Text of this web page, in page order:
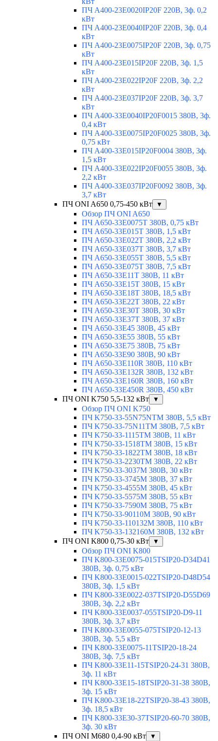
ПЧ A400-23E0020IP20F 220В, 3ф. 0,2
кВт
ПЧ A400-23E0040IP20F 220В, 3ф. 0,4
кВт
ПЧ A400-23E0075IP20F 220В, 3ф. 0,75
кВт
ПЧ A400-23E015IP20F 220В, 3ф. 1,5
кВт
ПЧ A400-23E022IP20F 220В, 3ф. 2,2
кВт
ПЧ A400-23E037IP20F 220В, 3ф. 3,7
кВт
ПЧ A400-33E0040IP20F0015 380В, 3ф.
0,4 кВт
ПЧ A400-33E0075IP20F0025 380В, 3ф.
0,75 кВт
ПЧ A400-33E015IP20F0004 380В, 3ф.
1,5 кВт
ПЧ A400-33E022IP20F0055 380В, 3ф.
2,2 кВт
ПЧ A400-33E037IP20F0092 380В, 3ф.
3,7 кВт
ПЧ ONI A650 0,75-450 кВт
▼
Обзор ПЧ ONI A650
ПЧ A650-33E0075T 380В, 0,75 кВт
ПЧ A650-33E015T 380В, 1,5 кВт
ПЧ A650-33E022T 380В, 2,2 кВт
ПЧ A650-33E037T 380В, 3,7 кВт
ПЧ A650-33E055T 380В, 5,5 кВт
ПЧ A650-33E075T 380В, 7,5 кВт
ПЧ A650-33E11T 380В, 11 кВт
ПЧ A650-33E15T 380В, 15 кВт
ПЧ A650-33E18T 380В, 18,5 кВт
ПЧ A650-33E22T 380В, 22 кВт
ПЧ A650-33E30T 380В, 30 кВт
ПЧ A650-33E37T 380В, 37 кВт
ПЧ A650-33E45 380В, 45 кВт
ПЧ A650-33E55 380В, 55 кВт
ПЧ A650-33E75 380В, 75 кВт
ПЧ A650-33E90 380В, 90 кВт
ПЧ A650-33E110R 380В, 110 кВт
ПЧ A650-33E132R 380В, 132 кВт
ПЧ A650-33E160R 380В, 160 кВт
ПЧ A650-33E450R 380В, 450 кВт
ПЧ ONI K750 5,5-132 кВт
▼
Обзор ПЧ ONI K750
ПЧ K750-33-55N75NTM 380В, 5,5 кВт
ПЧ K750-33-75N11TM 380В, 7,5 кВт
ПЧ K750-33-1115TM 380В, 11 кВт
ПЧ K750-33-1518TM 380В, 15 кВт
ПЧ K750-33-1822TM 380В, 18 кВт
ПЧ K750-33-2230TM 380В, 22 кВт
ПЧ K750-33-3037M 380В, 30 кВт
ПЧ K750-33-3745M 380В, 37 кВт
ПЧ K750-33-4555M 380В, 45 кВт
ПЧ K750-33-5575M 380В, 55 кВт
ПЧ K750-33-7590M 380В, 75 кВт
ПЧ K750-33-90110M 380В, 90 кВт
ПЧ K750-33-110132M 380В, 110 кВт
ПЧ K750-33-132160M 380В, 132 кВт
ПЧ ONI K800 0,75-30 кВт
▼
Обзор ПЧ ONI K800
ПЧ K800-33E0075-015TSIP20-D34D41
380В, 3ф. 0,75 кВт
ПЧ K800-33E0015-022TSIP20-D48D54
380В, 3ф. 1,5 кВт
ПЧ K800-33E0022-037TSIP20-D55D69
380В, 3ф. 2,2 кВт
ПЧ K800-33E0037-055TSIP20-D9-11
380В, 3ф. 3,7 кВт
ПЧ K800-33E0055-075TSIP20-12-13
380В, 3ф. 5,5 кВт
ПЧ K800-33E0075-11TSIP20-18-24
380В, 3ф. 7,5 кВт
ПЧ K800-33E11-15TSIP20-24-31 380В,
3ф. 11 кВт
ПЧ K800-33E15-18TSIP20-31-38 380В,
3ф. 15 кВт
ПЧ K800-33E18-22TSIP20-38-43 380В,
3ф. 18,5 кВт
ПЧ K800-33E30-37TSIP20-60-70 380В,
3ф. 30 кВт
ПЧ ONI M680 0,4-90 кВт
▼